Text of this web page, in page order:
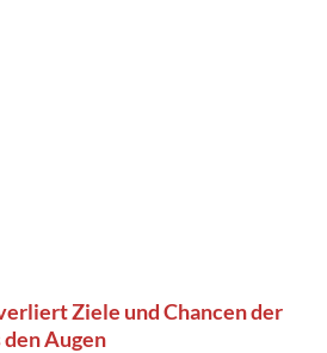
Ziele und Chancen der
Augen